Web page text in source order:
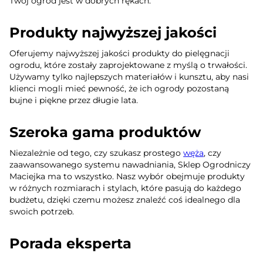
Produkty najwyższej jakości
Oferujemy najwyższej jakości produkty do pielęgnacji
ogrodu, które zostały zaprojektowane z myślą o trwałości.
Używamy tylko najlepszych materiałów i kunsztu, aby nasi
klienci mogli mieć pewność, że ich ogrody pozostaną
bujne i piękne przez długie lata.
Szeroka gama produktów
Niezależnie od tego, czy szukasz prostegowęża, czy
zaawansowanego systemu nawadniania, Sklep Ogrodniczy
Maciejka ma to wszystko. Nasz wybór obejmuje produkty
w różnych rozmiarach i stylach, które pasują do każdego
budżetu, dzięki czemu możesz znaleźć coś idealnego dla
swoich potrzeb.
Porada eksperta